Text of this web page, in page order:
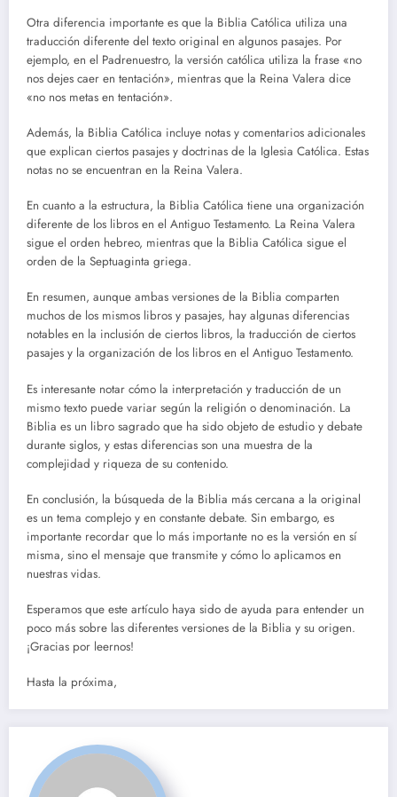
Otra diferencia importante es que la Biblia Católica utiliza una
traducción diferente del texto original en algunos pasajes. Por
ejemplo, en el Padrenuestro, la versión católica utiliza la frase «no
nos dejes caer en tentación», mientras que la Reina Valera dice
«no nos metas en tentación».
Además, la Biblia Católica incluye notas y comentarios adicionales
que explican ciertos pasajes y doctrinas de la Iglesia Católica. Estas
notas no se encuentran en la Reina Valera.
En cuanto a la estructura, la Biblia Católica tiene una organización
diferente de los libros en el Antiguo Testamento. La Reina Valera
sigue el orden hebreo, mientras que la Biblia Católica sigue el
orden de la Septuaginta griega.
En resumen, aunque ambas versiones de la Biblia comparten
muchos de los mismos libros y pasajes, hay algunas diferencias
notables en la inclusión de ciertos libros, la traducción de ciertos
pasajes y la organización de los libros en el Antiguo Testamento.
Es interesante notar cómo la interpretación y traducción de un
mismo texto puede variar según la religión o denominación. La
Biblia es un libro sagrado que ha sido objeto de estudio y debate
durante siglos, y estas diferencias son una muestra de la
complejidad y riqueza de su contenido.
En conclusión, la búsqueda de la Biblia más cercana a la original
es un tema complejo y en constante debate. Sin embargo, es
importante recordar que lo más importante no es la versión en sí
misma, sino el mensaje que transmite y cómo lo aplicamos en
nuestras vidas.
Esperamos que este artículo haya sido de ayuda para entender un
poco más sobre las diferentes versiones de la Biblia y su origen.
¡Gracias por leernos!
Hasta la próxima,